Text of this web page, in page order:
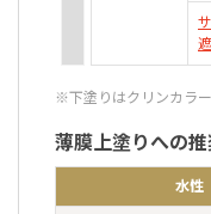
※下塗りはクリンカラ
薄膜上塗りへの
水性